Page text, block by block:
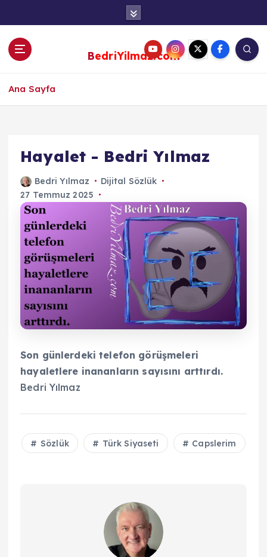
BedriYilmaz.com
Ana Sayfa
Hayalet - Bedri Yılmaz
Bedri Yılmaz
Dijital Sözlük
27 Temmuz 2025
Son günlerdeki telefon görüşmeleri
hayaletlere inananların sayısını arttırdı.
Bedri Yılmaz
Sözlük Türk Siyaseti Capslerim